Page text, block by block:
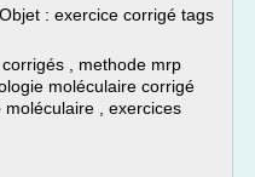
: exercice corrigé tags
, methode mrp
moléculaire corrigé
, exercices